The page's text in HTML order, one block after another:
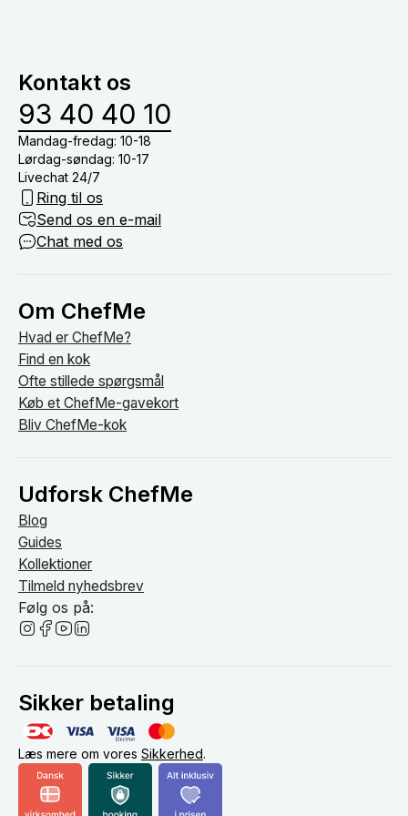
om bordet.
Kontakt os
93 40 40 10
Mandag-fredag: 10-18
Lørdag-søndag: 10-17
Livechat 24/7
Ring til os
Send os en e-mail
Chat med os
Om ChefMe
Hvad er ChefMe?
Find en kok
Ofte stillede spørgsmål
Køb et ChefMe-gavekort
Bliv ChefMe-kok
Udforsk ChefMe
Blog
Guides
Kollektioner
Tilmeld nyhedsbrev
Følg os på:
Sikker betaling
Læs mere om vores Sikkerhed.